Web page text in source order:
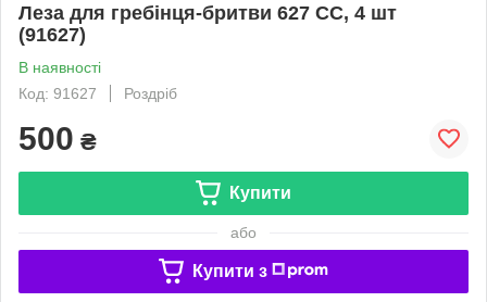
Леза для гребінця-бритви 627 СС, 4 шт
(91627)
В наявності
Код: 91627
Роздріб
500 ₴
Купити
або
Купити з